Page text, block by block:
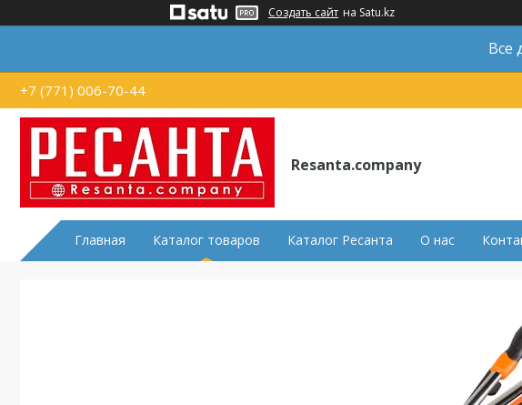
Создать сайт на Satu.kz
Все
+7 (771) 006-70-44
Resanta.company
Главная Каталог товаров Каталог Ресанта О нас